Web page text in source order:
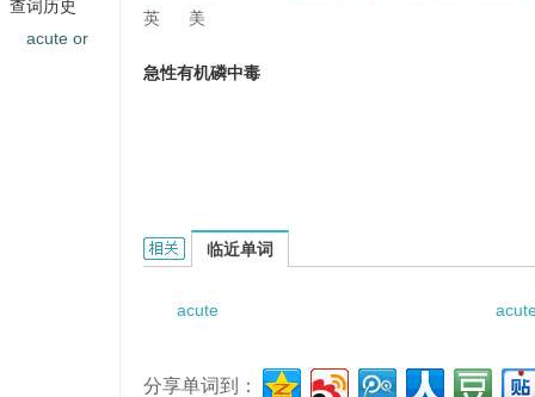
英 美
急性有机磷中毒
acute organophsphate poisoning的相关资料：
临近单词
acute
分享单词到：
查词历史
acute or